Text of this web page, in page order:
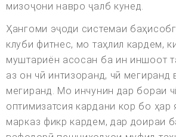
мизоҷони навро ҷалб кунед.
Ҳангоми эҷоди системаи
клуби фитнес, мо таҳлил кардем,
муштариён асосан ба ин иншоот
аз он чӣ интизоранд, чӣ мегиранд
мегиранд. Мо инчунин дар бораи
оптимизатсия кардани кор бо ҳар
марказ фикр кардем, дар доираи